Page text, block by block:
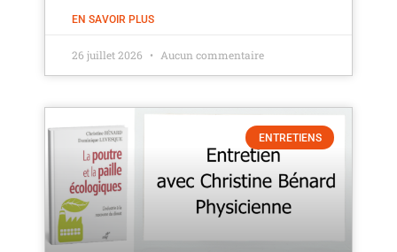
EN SAVOIR PLUS
26 juillet 2026 Aucun commentaire
ENTRETIENS